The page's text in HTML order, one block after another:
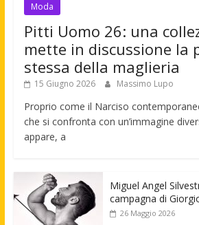
Moda
Pitti Uomo 26: una
mette in discussione la
stessa della maglieria
15 Giugno 2026 Massimo Lupo
Proprio come il Narciso
che si confronta con un’immagine
appare, a
Miguel Angel
campagna di
26 Maggio 2026